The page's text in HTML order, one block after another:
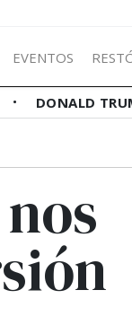
EVENTOS
DONALD